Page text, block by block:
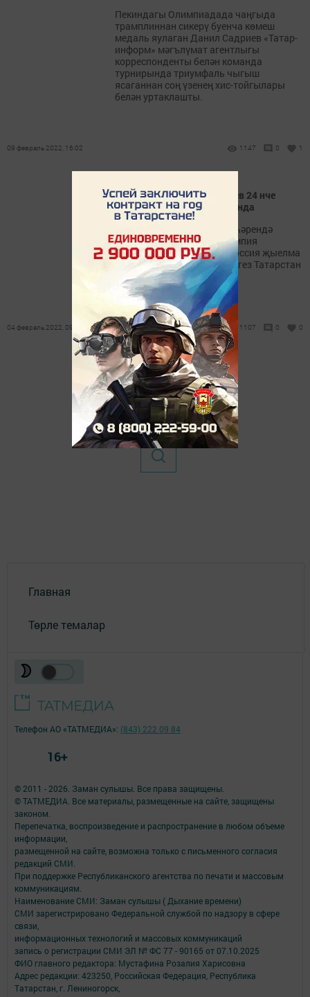
Пекиндагы Олимпиадада чаңгыда
трамплиннан сикерү буенча көмеш
медаль яулаган Данил Садриев «Татар-
информ» мәгълүмат агентлыгы
корреспонденты белән команда
турнирында триумфаль чыгыш
ясаганнан соң үзенең хис-тойгылары
белән уртаклашты.
09 февраль 2022, 16:02 1147 0 1
Якташыбыз Данил Садриев 24 нче
кышкы Олимпия уеннарында
Бүген Кытайның Пекин шәһәрендә
Олимпиада башлана. Олимпия
уеннарында катнашучы Россия җыелма
командасы составында сигез Татарстан
спортчысы бар.
04 февраль 2022, 09:11 1107 0 0
Главная
Төрле темалар
© 2011 - 2026. Заман сулышы. Все права защищены.
© ТАТМЕДИА. Все материалы, размещенные на сайте, защищены
законом.
Перепечатка, воспроизведение и распространение в любом объеме
информации,
размещенной на сайте, возможна только с письменного согласия
редакций СМИ.
При поддержке Республиканского агентства по печати и массовым
коммуникациям.
Наименование СМИ: Заман сулышы ( Дыхание времени)
СМИ зарегистрировано Федеральной службой по надзору в сфере
связи,
информационных технологий и массовых коммуникаций
запись о регистрации СМИ ЭЛ № ФС 77 - 90165 от 07.10.2025
ФИО главного редактора: Мустафина Розалия Харисовна
Адрес редакции: 423250, Российская Федерация, Республика
Татарстан, г. Лениногорск,
Телефон АО «ТАТМЕДИА»: (843) 222 09 84
16+